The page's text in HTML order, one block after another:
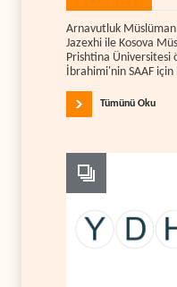
Arnavutluk
Jazexhi ile Kosova
Prishtina Üniversitesi
İbrahimi'nin SAAF için
Tümünü Oku